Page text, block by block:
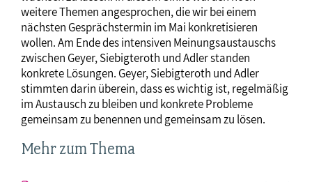
weitere Themen angesprochen, die wir bei einem
nächsten Gesprächstermin im Mai konkretisieren
wollen. Am Ende des intensiven Meinungsaustauschs
zwischen Geyer, Siebigteroth und Adler standen
konkrete Lösungen. Geyer, Siebigteroth und Adler
stimmten darin überein, dass es wichtig ist, regelmäßig
im Austausch zu bleiben und konkrete Probleme
gemeinsam zu benennen und gemeinsam zu lösen.
Mehr zum Thema